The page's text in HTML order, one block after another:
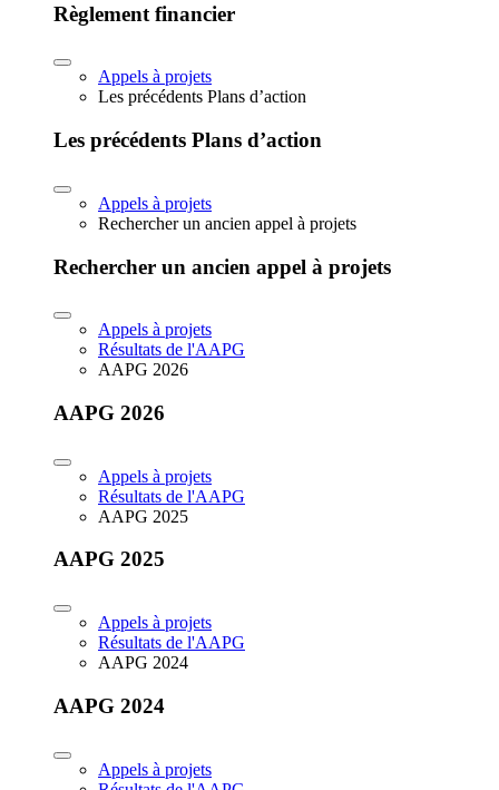
Règlement financier
Appels à projets
Les précédents Plans d’action
Les précédents Plans d’action
Appels à projets
Rechercher un ancien appel à projets
Rechercher un ancien appel à projets
Appels à projets
Résultats de l'AAPG
AAPG 2026
AAPG 2026
Appels à projets
Résultats de l'AAPG
AAPG 2025
AAPG 2025
Appels à projets
Résultats de l'AAPG
AAPG 2024
AAPG 2024
Appels à projets